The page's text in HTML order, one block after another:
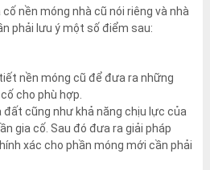
nền móng nhà cũ nói riêng và nhà
phải lưu ý một số điểm sau:
nền móng cũ để đưa ra những
cho phù hợp.
cũng như khả năng chịu lực của
gia cố. Sau đó đưa ra giải pháp
xác cho phần móng mới cần phải